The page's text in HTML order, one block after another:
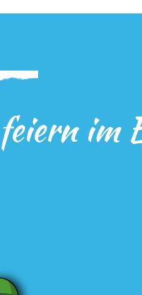
im